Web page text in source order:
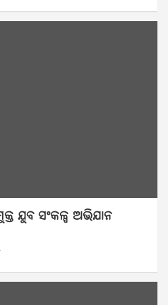
ଯୁବ ସଂକଳ୍ପ ଅଭିଯାନ